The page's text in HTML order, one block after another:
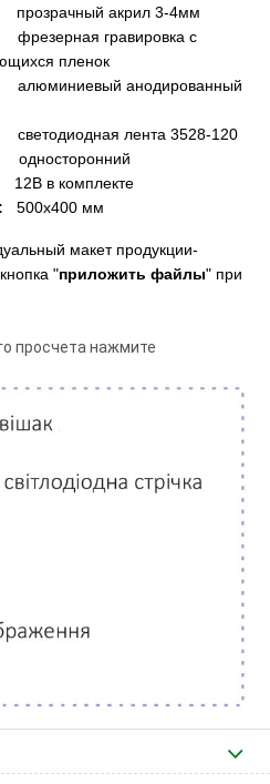
прозрачный акрил 3-4мм
фрезерная гравировка с
пленок
алюминиевый анодированный
светодиодная лента 3528-120
односторонний
12В в комплекте
500х400 мм
"приложить файлы" при